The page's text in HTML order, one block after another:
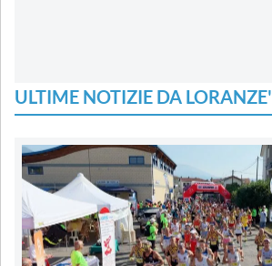
ULTIME NOTIZIE DA LORANZE'